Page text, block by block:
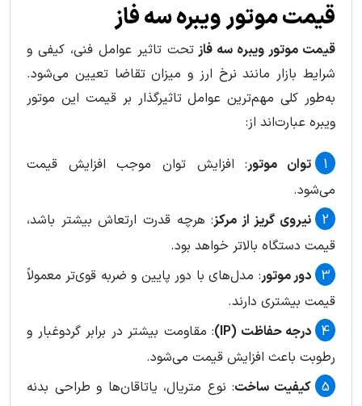
قیمت موتور ویبره سه فاز
قیمت موتور ویبره سه فاز تحت تاثیر عوامل فنی، کیفی و
شرایط بازار مانند نرخ ارز و میزان تقاضا تعیین می‌شود.
به‌طور کلی مهم‌ترین عوامل تاثیرگذار بر قیمت این موتور
ویبره عبارت‌اند از:
توان موتور: افزایش توان موجب افزایش قیمت
می‌شود.
نیروی گریز از مرکز: هرچه قدرت ارتعاش بیشتر باشد،
قیمت دستگاه بالاتر خواهد بود.
دور موتور: مدل‌های با دور پایین و ضربه قوی‌تر معمولاً
قیمت بیشتری دارند.
درجه حفاظت (IP)
: مقاومت بیشتر در برابر گردوغبار و
رطوبت باعث افزایش قیمت می‌شود.
کیفیت ساخت: نوع متریال، یاتاقان‌ها و طراحی بدنه